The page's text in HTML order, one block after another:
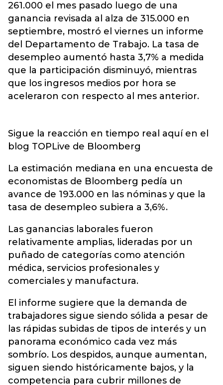
261.000 el mes pasado luego de una
ganancia revisada al alza de 315.000 en
septiembre, mostró el viernes un informe
del Departamento de Trabajo. La tasa de
desempleo aumentó hasta 3,7% a medida
que la participación disminuyó, mientras
que los ingresos medios por hora se
aceleraron con respecto al mes anterior.
Sigue la reacción en tiempo real aquí en el
blog TOPLive de Bloomberg
La estimación mediana en una encuesta de
economistas de Bloomberg pedía un
avance de 193.000 en las nóminas y que la
tasa de desempleo subiera a 3,6%.
Las ganancias laborales fueron
relativamente amplias, lideradas por un
puñado de categorías como atención
médica, servicios profesionales y
comerciales y manufactura.
El informe sugiere que la demanda de
trabajadores sigue siendo sólida a pesar de
las rápidas subidas de tipos de interés y un
panorama económico cada vez más
sombrío. Los despidos, aunque aumentan,
siguen siendo históricamente bajos, y la
competencia para cubrir millones de